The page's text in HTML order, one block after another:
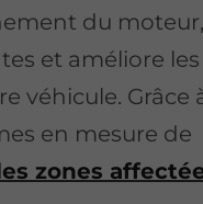
du
et améliore les
véhicule. Grâce
en mesure de
zones